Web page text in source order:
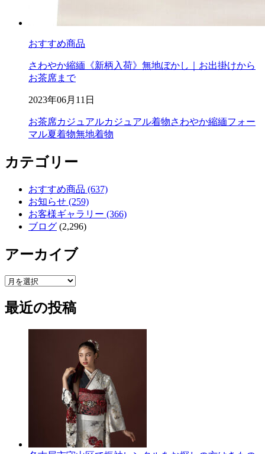
おすすめ商品
さわやか縮緬《新柄入荷》無地ぼかし｜お出掛けから
お茶席まで
2023年06月11日
お茶席カジュアルカジュアル着物さわやか縮緬フォー
マル夏着物無地着物
カテゴリー
おすすめ商品 (637)
お知らせ (259)
お客様ギャラリー (366)
ブログ (2,296)
アーカイブ
ア
カ
イ
最近の投稿